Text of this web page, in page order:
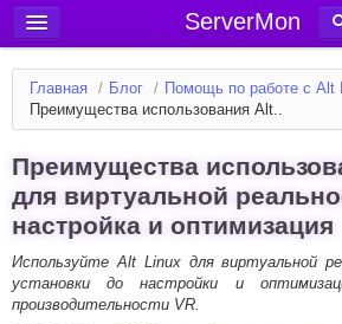
ServerMon
Добавить сервер
Мониторинг серверов
Блог
Статьи
Форум
Вход в аккаунт
Главная / Блог / Помощь по работе с Alt
Преимущества использования Alt..
Преимущества
для виртуальной
настройка и оптимизация
Используйте Alt Linux для виртуальной
установки до настройки и
производительности VR.